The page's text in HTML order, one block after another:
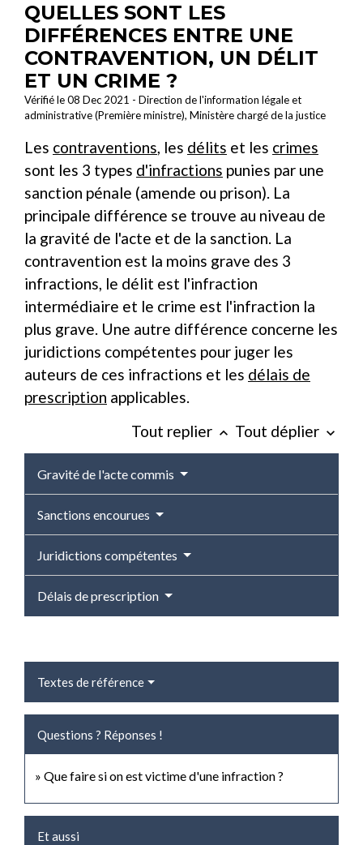
QUELLES SONT LES
DIFFÉRENCES ENTRE UNE
CONTRAVENTION, UN DÉLIT
ET UN CRIME ?
Vérifié le 08 Dec 2021 - Direction de l'information légale et
administrative (Première ministre), Ministère chargé de la justice
Les contraventions, les délits et les crimes
sont les 3 types d'infractions punies par une
sanction pénale (amende ou prison). La
principale différence se trouve au niveau de
la gravité de l'acte et de la sanction. La
contravention est la moins grave des 3
infractions, le délit est l'infraction
intermédiaire et le crime est l'infraction la
plus grave. Une autre différence concerne les
juridictions compétentes pour juger les
auteurs de ces infractions et les délais de
prescription applicables.
Tout replier keyboard_arrow_up Tout déplier keyboard_arrow_down
Gravité de l'acte commis
Sanctions encourues
Juridictions compétentes
Délais de prescription
Textes de référence
Questions ? Réponses !
Que faire si on est victime d'une infraction ?
Et aussi